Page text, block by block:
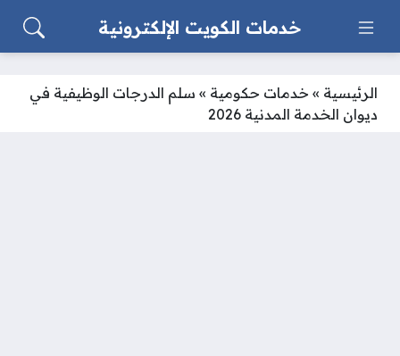
خدمات الكويت الإلكترونية
الرئيسية » خدمات حكومية » سلم الدرجات الوظيفية في
ديوان الخدمة المدنية 2026